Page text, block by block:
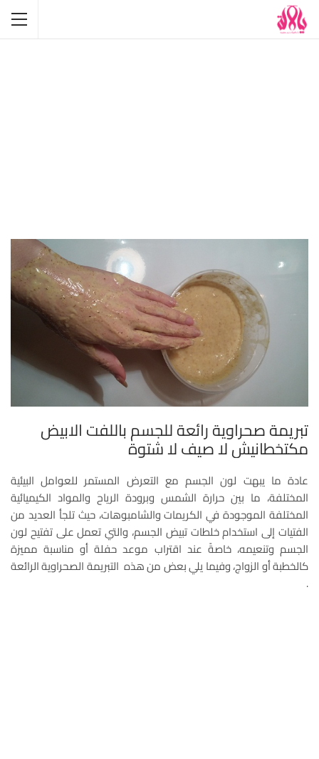
تبريمة صحراوية رائعة للجسم باللفت الابيض
مكتخطانيش لا صيف لا شتوة
عادة ما يبهت لون الجسم مع التعرض المستمر للعوامل البيئية
المختلفة، ما بين حرارة الشمس وبرودة الرياح والمواد الكيميائية
المختلفة الموجودة في الكريمات والشامبوهات، حيث تلجأ العديد من
الفتيات إلى استخدام خلطات تبيض الجسم، والتي تعمل على تفتيح لون
الجسم وتنعيمه، خاصةً عند اقتراب موعد حفلة أو مناسبة مميزة
كالخطبة أو الزواج، وفيما يلي بعض من هذه التبريمة الصحراوية الرائعة
.